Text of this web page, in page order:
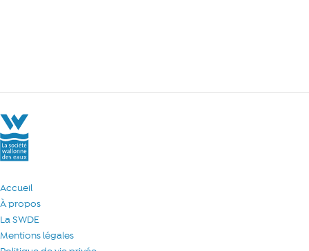
La Société Wallonne des Eaux
Accueil
À propos
La SWDE
Mentions légales